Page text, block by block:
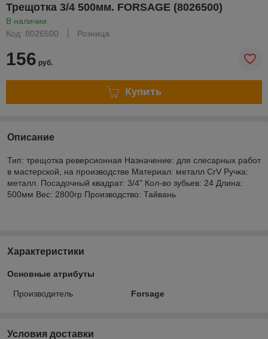
Трещотка 3/4 500мм. FORSAGE (8026500)
В наличии
Код: 8026500
Розница
156 руб.
Купить
Описание
Тип: трещотка реверсионная Назначение: для слесарных работ
в мастерской, на производстве Материал: металл CrV Ручка:
металл. Посадочный квадрат: 3/4" Кол-во зубьев: 24 Длина:
500мм Вес: 2800гр Производство: Тайвань
Характеристики
Основные атрибуты
Производитель Forsage
Условия доставки